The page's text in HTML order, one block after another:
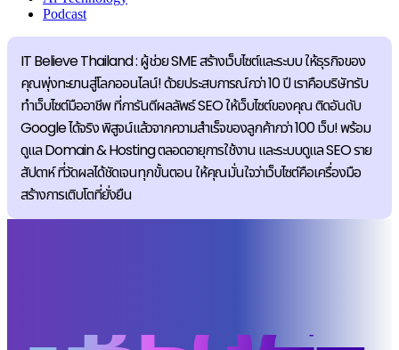
Podcast
IT Believe Thailand : ผู้ช่วย SME สร้างเว็บไซต์และระบบ ให้ธุรกิจของ
คุณพุ่งทะยานสู่โลกออนไลน์! ด้วยประสบการณ์กว่า 10 ปี เราคือบริษัทรับ
ทำเว็บไซต์มืออาชีพ ที่การันตีผลลัพธ์ SEO ให้เว็บไซต์ของคุณ ติดอันดับ
Google ได้จริง พิสูจน์แล้วจากความสำเร็จของลูกค้ากว่า 100 เว็บ! พร้อม
ดูแล Domain & Hosting ตลอดอายุการใช้งาน และระบบดูแล SEO ราย
สัปดาห์ ที่วัดผลได้ชัดเจนทุกขั้นตอน ให้คุณมั่นใจว่าเว็บไซต์คือเครื่องมือ
สร้างการเติบโตที่ยั่งยืน